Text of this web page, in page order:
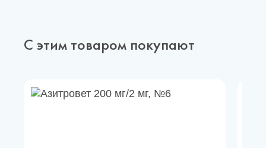
С этим товаром покупают